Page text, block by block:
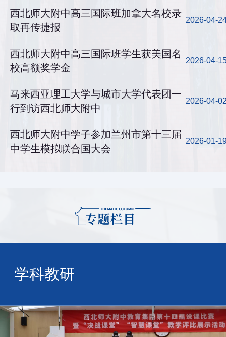
西北师大附中高三国际班加拿大名校录
取再传捷报
2026-04-
西北师大附中高三国际班学生获美国名
校高额奖学金
2026-04-
马来西亚理工大学与城市大学代表团一
行到访西北师大附中
2026-04-
西北师大附中学子参加兰州市第十三届
中学生模拟联合国大会
2026-01-
学科教研